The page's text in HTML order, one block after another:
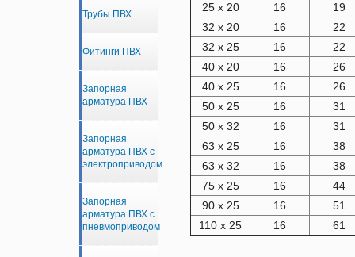
25 x 20 16
19
32 x 20
16
22
32 x 25
16
22
40 x 20
16
26
40 x 25
16
26
50 x 25
16
31
50 x 32
16
31
63 x 25
16
38
63 x 32
16
38
75 x 25
16
44
90 x 25
16
51
110 x 25
16 61
Трубы ПВХ
Фитинги ПВХ
Запорная
арматура ПВХ
Запорная
арматура ПВХ с
электроприводом
Запорная
арматура ПВХ с
пневмоприводом